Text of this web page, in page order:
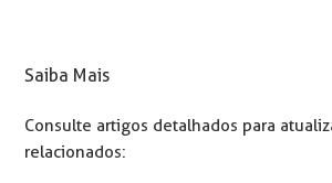
Saiba Mais
Consulte artigos detalhados para
relacionados: